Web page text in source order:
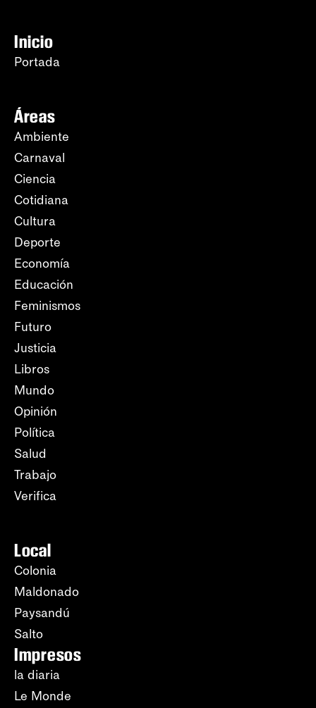
Inicio
Portada
Áreas
Ambiente
Carnaval
Ciencia
Cotidiana
Cultura
Deporte
Economía
Educación
Feminismos
Futuro
Justicia
Libros
Mundo
Opinión
Política
Salud
Trabajo
Verifica
Local
Colonia
Maldonado
Paysandú
Salto
Impresos
la diaria
Le Monde